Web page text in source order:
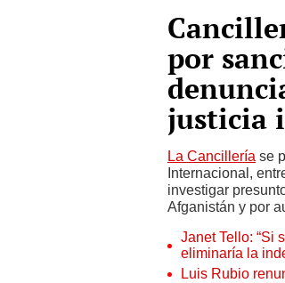
por
justicia
La Cancillería se
Internacional,
investigar
Afganistán y por
Janet Tello: “Si
eliminaría la
Luis Rubio